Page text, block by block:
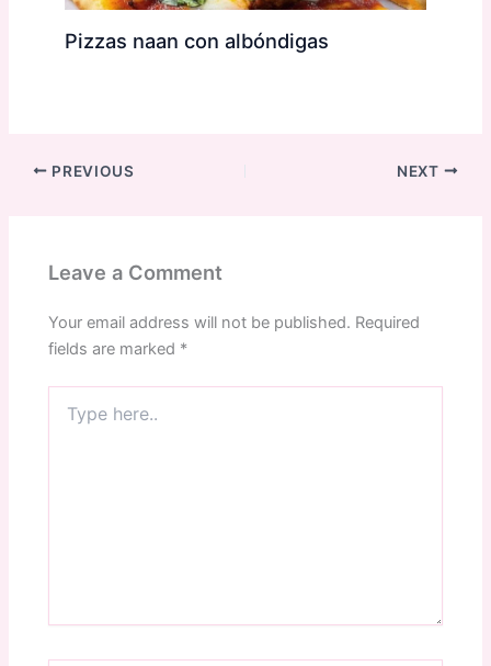
Pizzas naan con albóndigas
PREVIOUS NEXT
Leave a Comment
Your email address will not be published. Required
fields are marked *
here..